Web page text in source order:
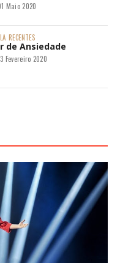
Maio 2020
RECENTES
de Ansiedade
Fevereiro 2020